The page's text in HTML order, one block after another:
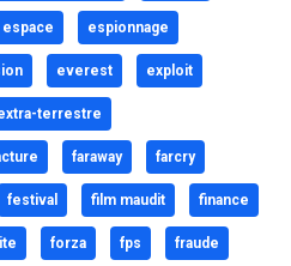
espace espionnage
everest exploit
terrestre
faraway farcry
festival film maudit finance
forza fps fraude